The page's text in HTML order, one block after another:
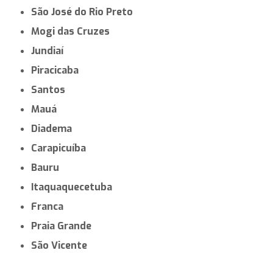
São José do Rio Preto
Mogi das Cruzes
Jundiaí
Piracicaba
Santos
Mauá
Diadema
Carapicuíba
Bauru
Itaquaquecetuba
Franca
Praia Grande
São Vicente